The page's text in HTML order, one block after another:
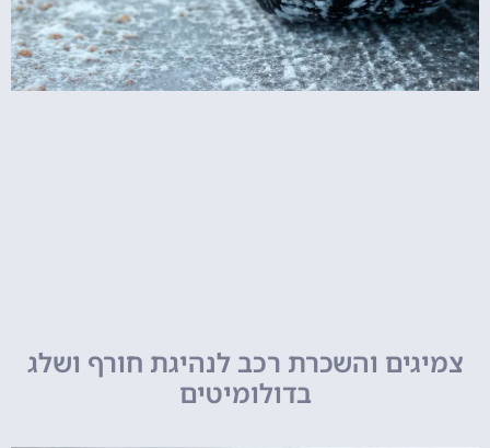
צמיגים והשכרת רכב לנהיגת חורף ושלג
בדולומיטים